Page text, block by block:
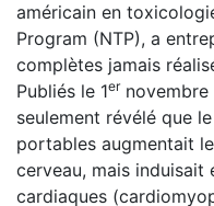
américain en
Program (NTP), a
complètes jamais
Publiés le 1ernovembre
seulement révélé que
portables augmentait
cerveau, mais induisait
cardiaques